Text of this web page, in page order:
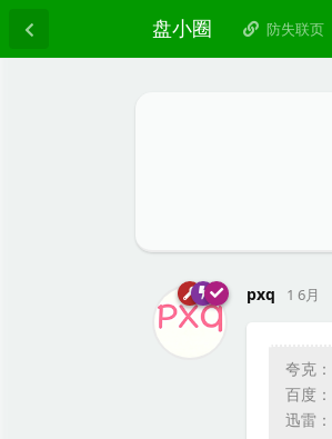
盘小圈 防失联页
pxq 1 6月
夸克：
百度：
迅雷：